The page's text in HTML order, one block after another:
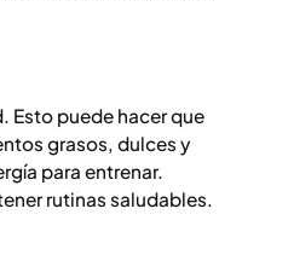
Esto puede hacer que
grasos, dulces y
para entrenar.
rutinas saludables.